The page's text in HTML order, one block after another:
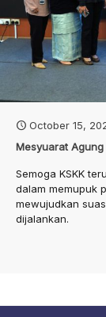
October 15,
Mesyuarat Agung
Semoga KSKK
dalam memupuk
mewujudkan
dijalankan.